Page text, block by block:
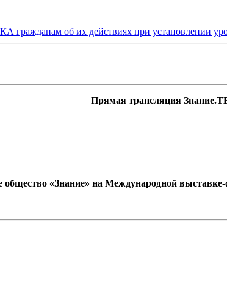
Прямая трансляция
общество «Знание» на Международной